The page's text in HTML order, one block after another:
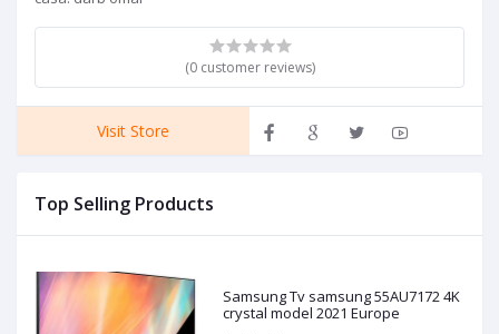
(0 customer reviews)
Visit Store
Top Selling Products
Samsung Tv samsung 55AU7172 4K
crystal model 2021 Europe